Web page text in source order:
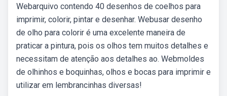
Webarquivo contendo 40 desenhos de coelhos para
imprimir, colorir, pintar e desenhar. Webusar desenho
de olho para colorir é uma excelente maneira de
praticar a pintura, pois os olhos tem muitos detalhes e
necessitam de atenção aos detalhes ao. Webmoldes
de olhinhos e boquinhas, olhos e bocas para imprimir e
utilizar em lembrancinhas diversas!